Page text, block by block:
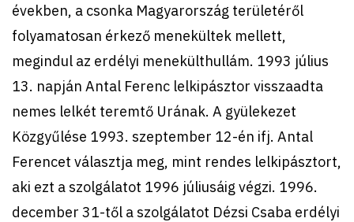
években, a csonka Magyarország területéről
folyamatosan érkező menekültek mellett,
megindul az erdélyi menekülthullám. 1993 július
13. napján Antal Ferenc lelkipásztor visszaadta
nemes lelkét teremtő Urának. A gyülekezet
Közgyűlése 1993. szeptember 12-én ifj. Antal
Ferencet választja meg, mint rendes lelkipásztort,
aki ezt a szolgálatot 1996 júliusáig végzi. 1996.
december 31-től a szolgálatot Dézsi Csaba erdélyi